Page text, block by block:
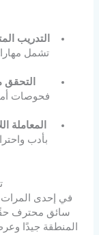
التدريب
تشمل
التحقق
فحوصات
المعاملة
بأدب
في إحدى
سائق محترف
المنطقة جيدًا